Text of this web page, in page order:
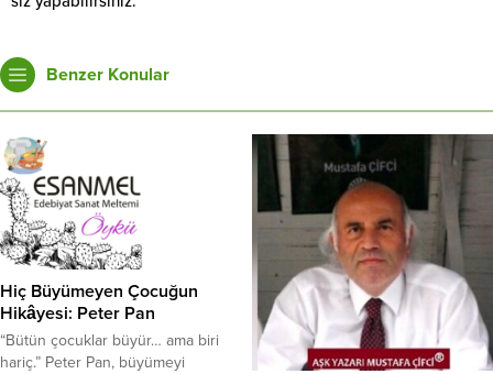
Benzer Konular
Hiç Büyümeyen Çocuğun
Hikâyesi: Peter Pan
“Bütün çocuklar büyür… ama biri
hariç.” Peter Pan, büyümeyi